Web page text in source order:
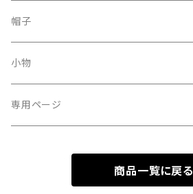
その他
スウェット、パーカー
パンプス
スニーカー
ブーツ
ピアス
ネックレス
リング
ヘアアクセサリー
帽子
小物
サングラス
専用ページ
商品一覧に戻る